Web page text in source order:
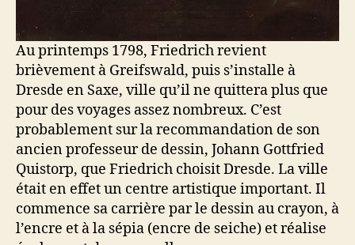
Au printemps 1798, Friedrich revient
brièvement à Greifswald, puis s’installe à
Dresde en Saxe, ville qu’il ne quittera plus que
pour des voyages assez nombreux. C’est
probablement sur la recommandation de son
ancien professeur de dessin, Johann Gottfried
Quistorp, que Friedrich choisit Dresde. La ville
était en effet un centre artistique important. Il
commence sa carrière par le dessin au crayon, à
l’encre et à la sépia (encre de seiche) et réalise